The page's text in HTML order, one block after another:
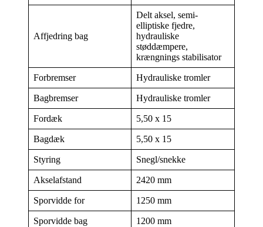
Affjedring bag
Delt aksel, semi-
elliptiske fjedre,
hydrauliske
støddæmpere,
krængnings stabilisator
Forbremser Hydrauliske tromler
Bagbremser Hydrauliske tromler
Fordæk 5,50 x 15
Bagdæk 5,50 x 15
Styring Snegl/snekke
Akselafstand 2420 mm
Sporvidde for 1250 mm
Sporvidde bag 1200 mm